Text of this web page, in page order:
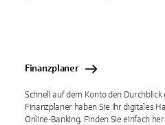
Finanzplaner
Schnell auf dem Konto den Durchblick
Finanzplaner haben Sie Ihr digitales
Online-Banking. Finden Sie einfach